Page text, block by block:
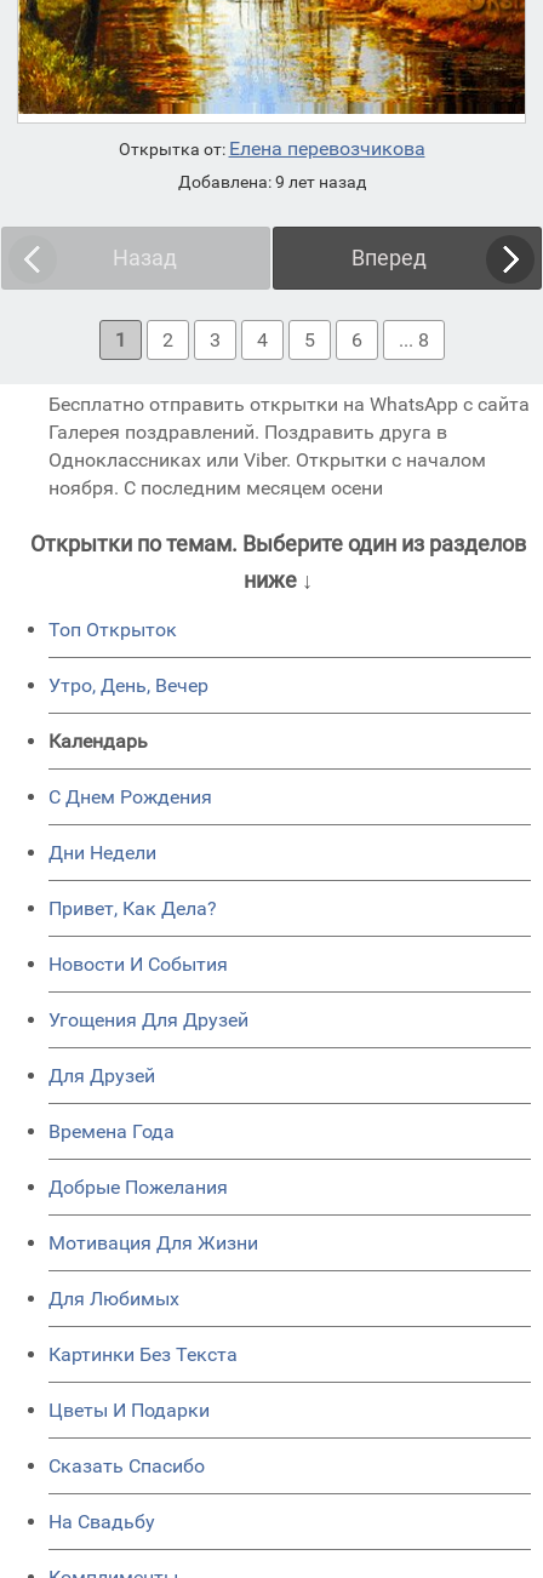
Открытка от: Елена перевозчикова
Добавлена: 9 лет назад
Назад Вперед
1 2 3 4 5 6 ... 8
Бесплатно отправить открытки на WhatsApp с сайта
Галерея поздравлений. Поздравить друга в
Одноклассниках или Viber. Открытки с началом
ноября. С последним месяцем осени
Открытки по темам. Выберите один из разделов
ниже ↓
Топ Открыток
Утро, День, Вечер
Календарь
C Днем Рождения
Дни Недели
Привет, Как Дела?
Новости И События
Угощения Для Друзей
Для Друзей
Времена Года
Добрые Пожелания
Мотивация Для Жизни
Для Любимых
Картинки Без Текста
Цветы И Подарки
Сказать Спасибо
На Свадьбу